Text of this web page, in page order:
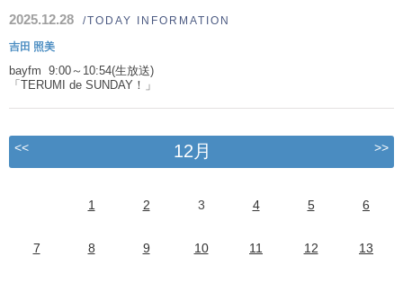
2025.12.28 /TODAY INFORMATION
吉田 照美
bayfm 9:00～10:54(生放送)
「TERUMI de SUNDAY！」
<< 12月 >>
1 2 3 4 5 6
7 8 9 10 11 12 13